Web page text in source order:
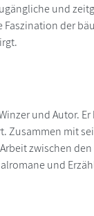
und
Faszination der
und Autor.
Zusammen mit
zwischen
und